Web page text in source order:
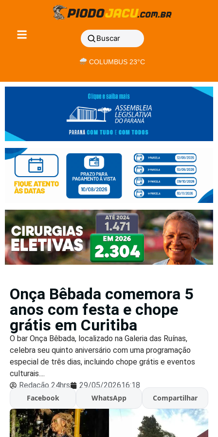
Buscar
COLUMBUS 23°C
Onça Bêbada comemora 5
anos com festa e chope
grátis em Curitiba
O bar Onça Bêbada, localizado na Galeria das Ruínas,
celebra seu quinto aniversário com uma programação
especial de três dias, incluindo chope grátis e eventos
culturais....
Redação 24hrs
29/05/202616:18
Facebook
WhatsApp Compartilhar